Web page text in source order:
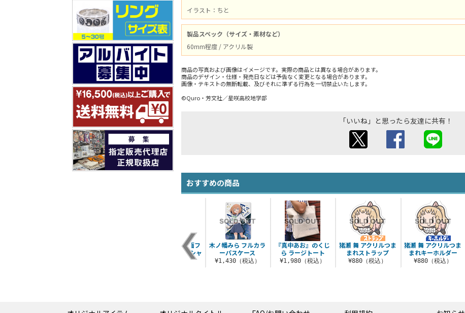
イラスト：ちと
製品スペック（サイズ・素材など）
60mm程度 / アクリル製
商品の写真および画像はイメージです。実際の商品とは異なる場合があります。
商品のデザイン・仕様・発売日などは予告なく変更となる場合があります。
画像・テキストの無断転載、及びそれに準ずる行為を一切禁止いたします。
©Quro・芳文社／星咲高校地学部
「いいね」と思ったら友達に共有！
おすすめの商品
猪瀬 舞 アクリルつま
まれストラップ
¥880（税込）
猪瀬 舞 アクリルつま
まれキーホルダー
¥880（税込）
恋する小惑星 両面フ
ルグラフィックTシャ
木ノ幡みら フルカラ
ーパスケース
¥1,430（税込）
『真中あお』のくじ
ら ラージトート
¥1,980（税込）